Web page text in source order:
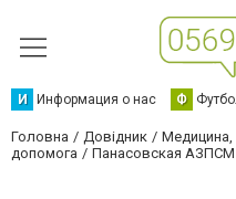
И Информация о нас Ф
Головна Довідник
допомога
Панасовская АЗПСМ